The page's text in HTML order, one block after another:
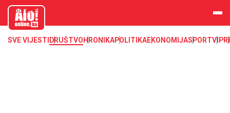
aloonline.b
SVE VIJESTI DRUŠTVOHRONIKAPOLITIKAEKONOMIJASPORTVIP